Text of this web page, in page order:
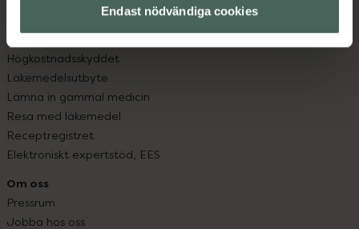
Endast nödvändiga cookies
Om recept och läkemedel
Fullmakter
Högkostnadsskyddet
Läkemedelsutbyte
Lämna in gammal medicin
Resa med läkemedel
Receptregistret
Elektroniskt expertstöd, EES
Om oss
Pressrum
Jobba hos oss